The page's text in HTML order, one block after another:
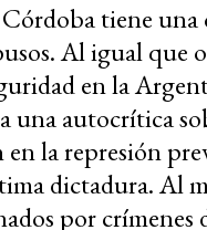
tiene una
Al igual que
en la
una autocrítica
la represión
dictadura. Al
por crímenes